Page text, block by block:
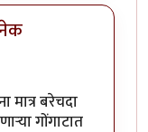
. हाbyतमराज किल्विष
बरेचदा
गोंगाटात